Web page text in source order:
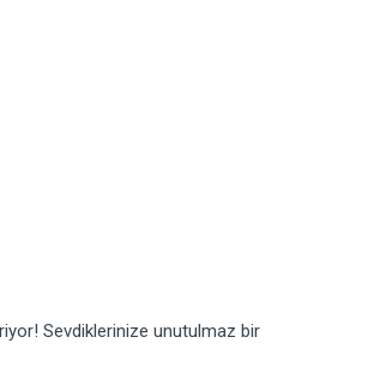
Sevdiklerinize unutulmaz bir